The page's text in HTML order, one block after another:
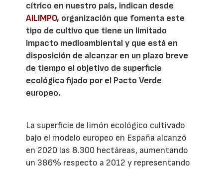
cítrico en nuestro país, indican desde
AILIMPO, organización que fomenta este
tipo de cultivo que tiene un limitado
impacto medioambiental y que está en
disposición de alcanzar en un plazo breve
de tiempo el objetivo de superficie
ecológica fijado por el Pacto Verde
europeo.
La superficie de limón ecológico cultivado
bajo el modelo europeo en España alcanzó
en 2020 las 8.300 hectáreas, aumentando
un 386% respecto a 2012 y representando